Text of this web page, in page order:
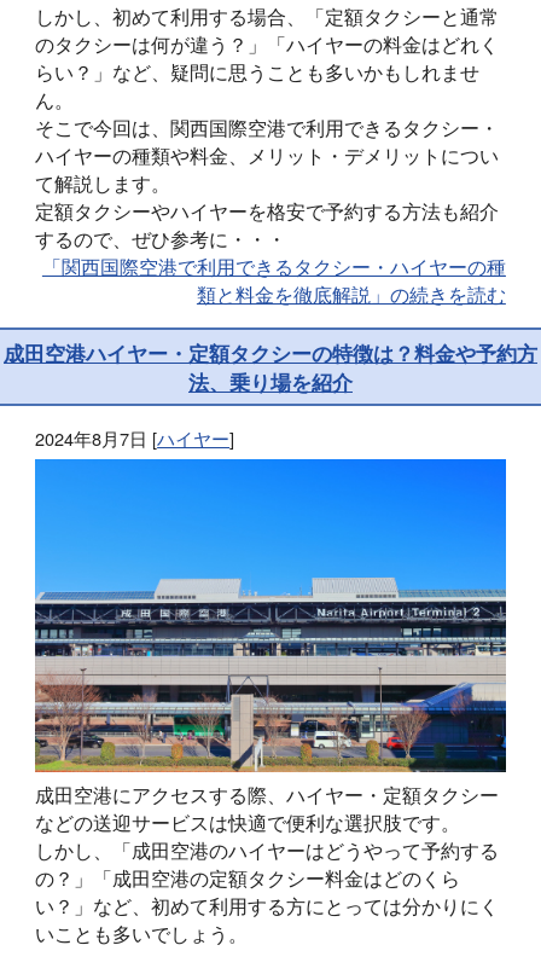
しかし、初めて利用する場合、「定額タクシーと通常
のタクシーは何が違う？」「ハイヤーの料金はどれく
らい？」など、疑問に思うことも多いかもしれませ
ん。
そこで今回は、関西国際空港で利用できるタクシー・
ハイヤーの種類や料金、メリット・デメリットについ
て解説します。
定額タクシーやハイヤーを格安で予約する方法も紹介
するので、ぜひ参考に・・・
「関西国際空港で利用できるタクシー・ハイヤーの種
類と料金を徹底解説」の続きを読む
成田空港ハイヤー・定額タクシーの特徴は？料金や予約方
法、乗り場を紹介
2024年8月7日 [ハイヤー]
成田空港にアクセスする際、ハイヤー・定額タクシー
などの送迎サービスは快適で便利な選択肢です。
しかし、「成田空港のハイヤーはどうやって予約する
の？」「成田空港の定額タクシー料金はどのくら
い？」など、初めて利用する方にとっては分かりにく
いことも多いでしょう。